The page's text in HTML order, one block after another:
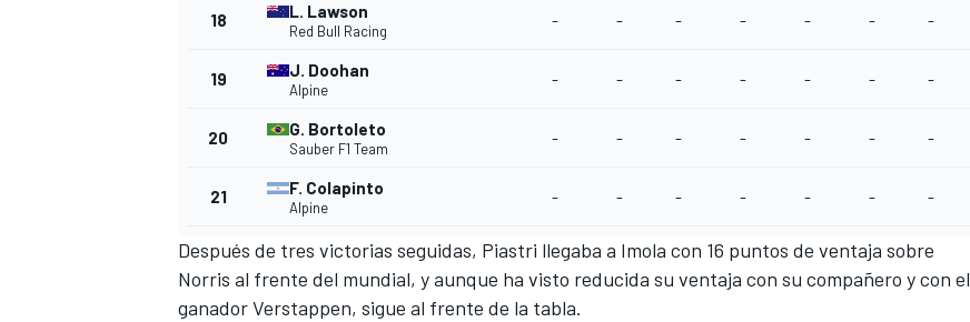
18 L. Lawson
Red Bull Racing
- - - - - - -
19 J. Doohan
Alpine
- - - - - - -
20 G. Bortoleto
Sauber F1 Team
- - - - - - -
21 F. Colapinto
Alpine
- - - - - - -
Después de tres victorias seguidas, Piastri llegaba a Imola con 16 puntos de ventaja sobre
Norris al frente del mundial, y aunque ha visto reducida su ventaja con su compañero y con el
ganador Verstappen, sigue al frente de la tabla.